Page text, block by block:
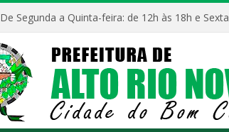
De Segunda a Quinta-feira: de 12h às 18h e